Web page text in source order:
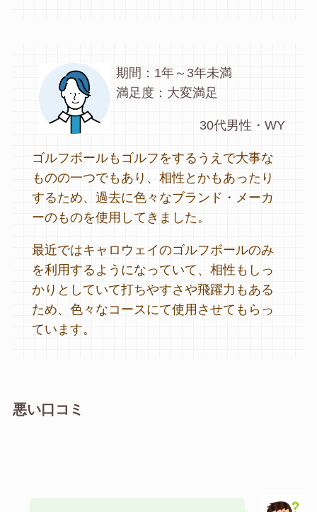
期間：1年～3年未満
満足度：大変満足
30代男性・WY
ゴルフボールもゴルフをするうえで大事な
ものの一つでもあり、相性とかもあったり
するため、過去に色々なブランド・メーカ
ーのものを使用してきました。
最近ではキャロウェイのゴルフボールのみ
を利用するようになっていて、相性もしっ
かりとしていて打ちやすさや飛躍力もある
ため、色々なコースにて使用させてもらっ
ています。
悪い口コミ